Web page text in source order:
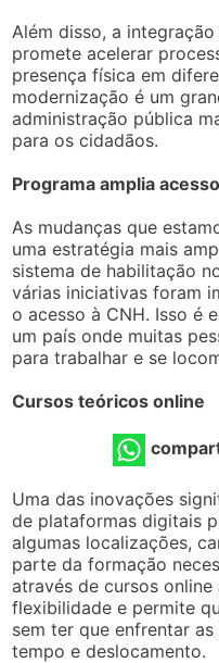
Além disso, a
promete acelerar
presença física em
modernização é um
administração pública
para os cidadãos.
Programa amplia
As mudanças que
uma estratégia mais
sistema de habilitação
várias iniciativas foram
o acesso à CNH. Isso é
um país onde muitas
para trabalhar e se
Cursos teóricos online
Uma das inovações
de plataformas digitais
algumas localizações,
parte da formação
através de cursos
flexibilidade e permite
sem ter que enfrentar
tempo e deslocamento.